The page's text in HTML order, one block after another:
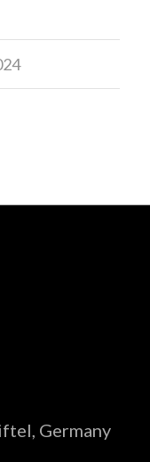
Germany